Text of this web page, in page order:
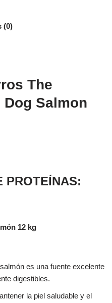
(0)
The
Salmon
PROTEÍNAS:
12 kg
es una fuente excelente
digestibles.
la piel saludable y el